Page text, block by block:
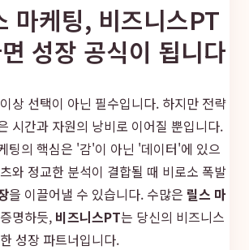
마케팅, 비즈니스PT
성장 공식이 됩니다
상 선택이 아닌 필수입니다. 하지만 전략
시간과 자원의 낭비로 이어질 뿐입니다.
팅의 핵심은 '감'이 아닌 '데이터'에 있으
와 정교한 분석이 결합될 때 비로소 폭발
을 이끌어낼 수 있습니다. 수많은 릴스 마
명하듯, 비즈니스PT는 당신의 비즈니스
성장 파트너입니다.